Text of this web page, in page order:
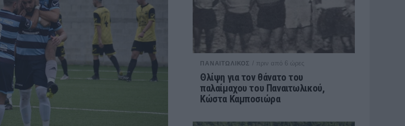
ΠΑΝΑΙΤΩΛΙΚΟΣ / πριν από 6 ώρες
Θλίψη για τον θάνατο του
παλαίμαχου του Παναιτωλικού,
Κώστα Καμποσιώρα